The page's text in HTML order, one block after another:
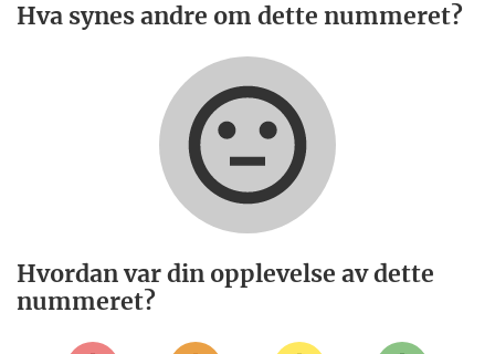
Hva synes andre om dette nummeret?
Hvordan var din opplevelse av dette
nummeret?